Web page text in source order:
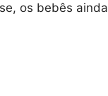
os bebês ainda